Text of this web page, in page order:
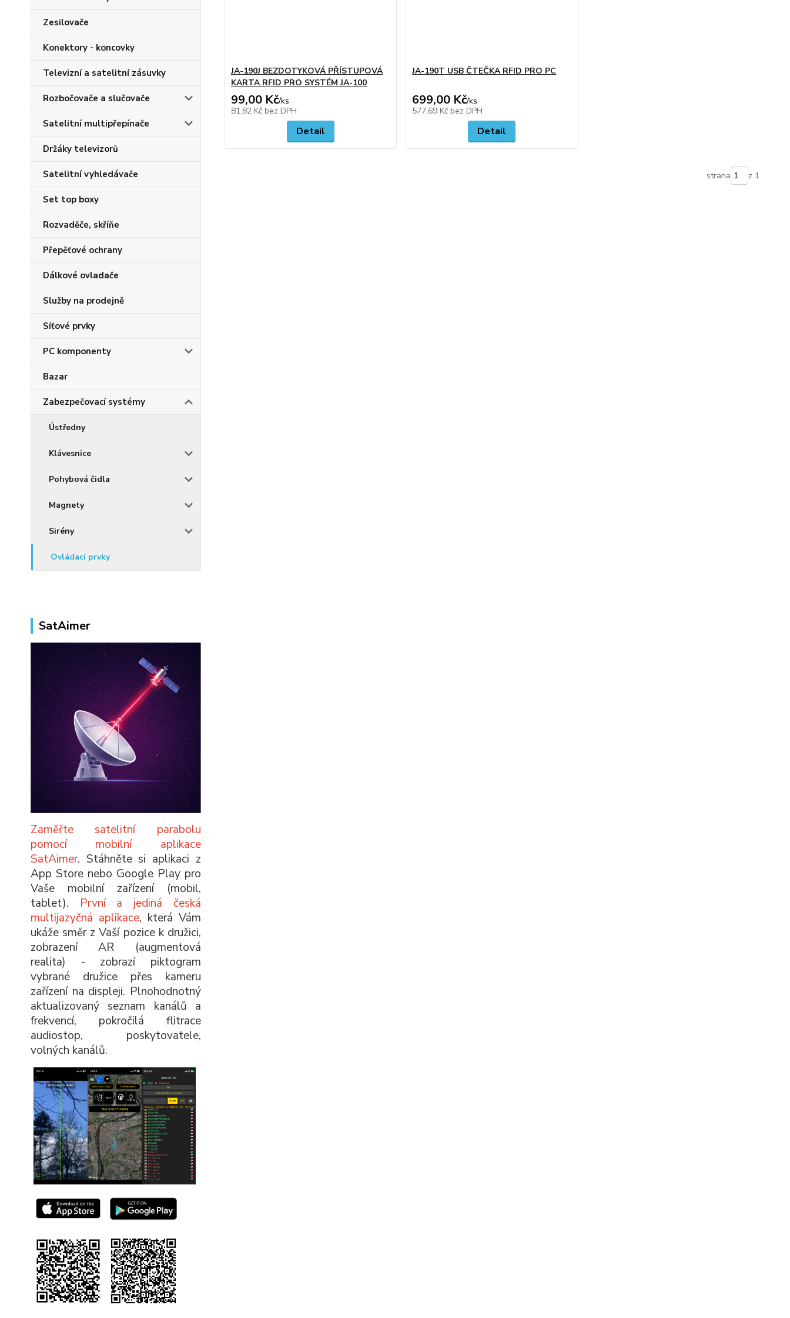
Zesilovače
Konektory - koncovky
Televizní a satelitní zásuvky
Rozbočovače a slučovače
Satelitní multipřepínače
Držáky televizorů
Satelitní vyhledávače
Set top boxy
Rozvaděče, skříňe
Přepěťové ochrany
Dálkové ovladače
Služby na prodejně
Síťové prvky
PC komponenty
Bazar
Zabezpečovací systémy
Ústředny
Klávesnice
Pohybová čidla
Magnety
Sirény
Ovládací prvky
SatAimer
Zaměřte satelitní parabolu
pomocí mobilní aplikace
SatAimer. Stáhněte si aplikaci z
App Store nebo Google Play pro
Vaše mobilní zařízení (mobil,
tablet). První a jediná česká
multijazyčná aplikace, která Vám
ukáže směr z Vaší pozice k družici,
zobrazení AR (augmentová
realita) - zobrazí piktogram
vybrané družice přes kameru
zařízení na displeji. Plnohodnotný
aktualizovaný seznam kanálů a
frekvencí, pokročilá flitrace
audiostop, poskytovatele,
volných kanálů.
JA-190J BEZDOTYKOVÁ PŘÍSTUPOVÁ
KARTA RFID PRO SYSTÉM JA-100
99,00 Kč/ks
81,82 Kč bez DPH
Detail
JA-190T USB ČTEČKA RFID PRO PC
699,00 Kč/ks
577,69 Kč bez DPH
Detail
strana z 1